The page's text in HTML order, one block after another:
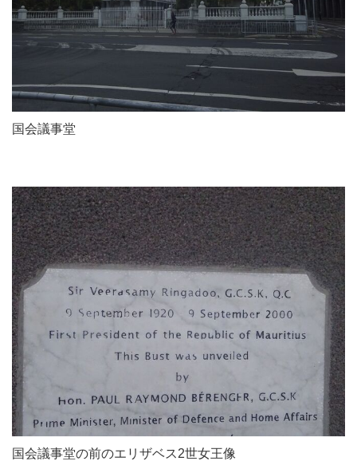
国会議事堂
国会議事堂の前のエリザベス2世女王像